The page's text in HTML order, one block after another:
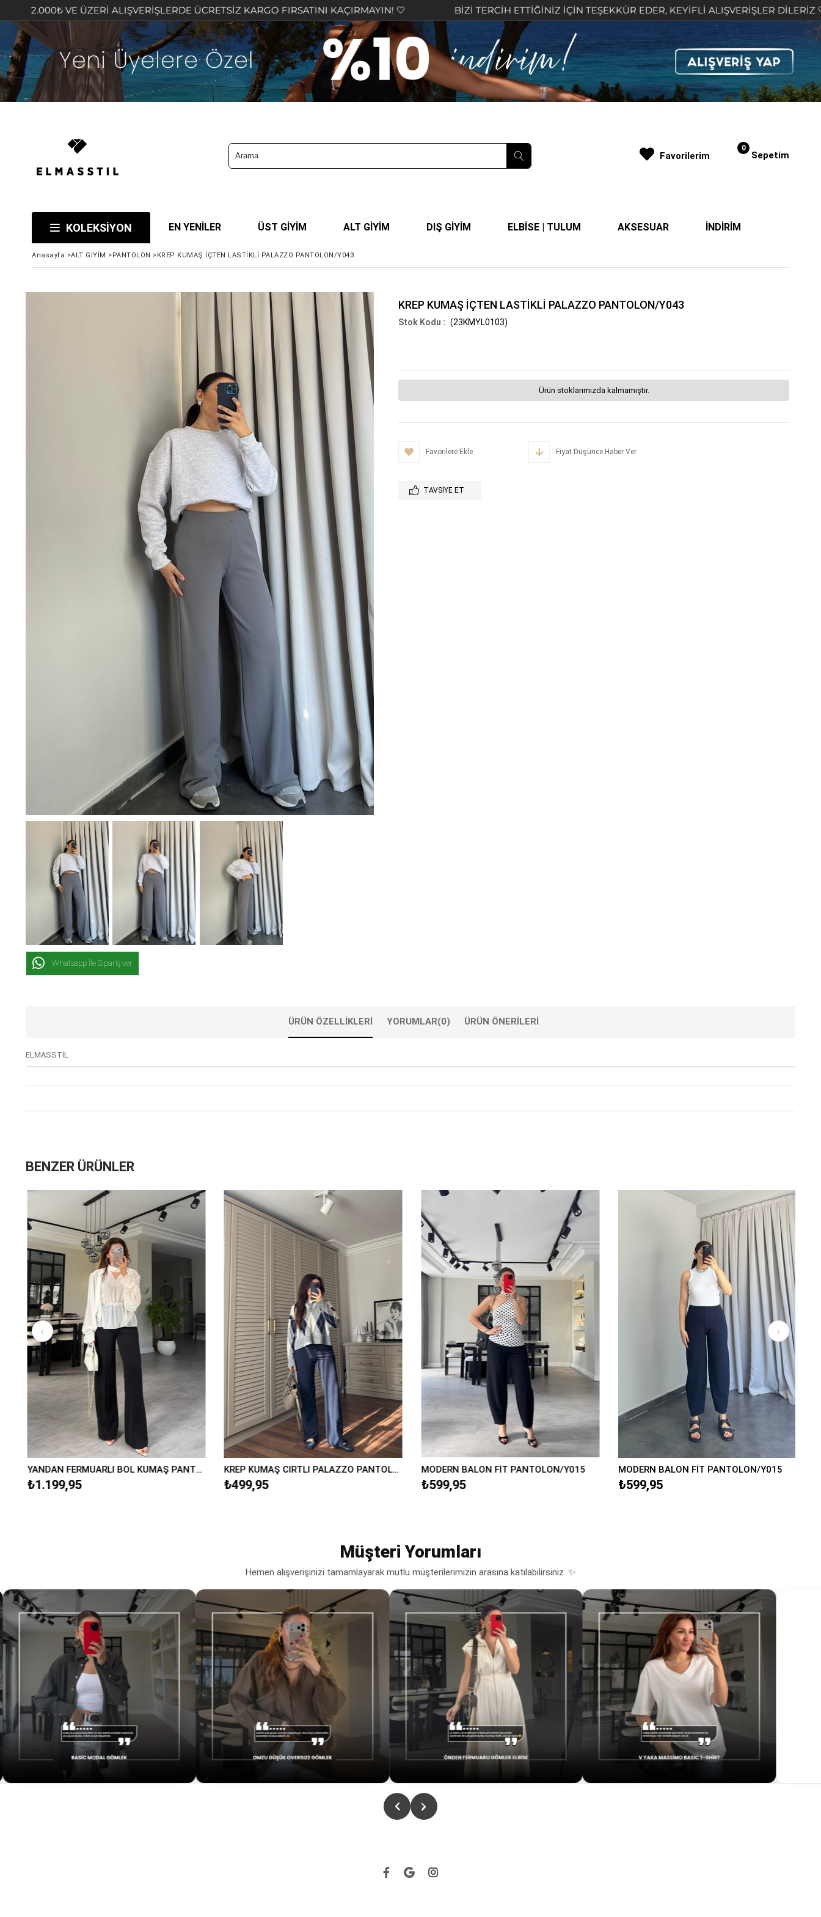
ÜZERİ ALIŞVERİŞLERDE ÜCRETSİZ KARGO FIRSATINI KAÇIRMAYIN! 🤍 BİZİ TERCİH ETTİĞİNİZ İÇİN TEŞEKKÜR EDER, KEYİFLİ ALIŞVERİŞLER DİLERİZ 🤍
Sepetim
0
KOLEKSİYON EN YENİLER ÜST GİYİM ALT GİYİM DIŞ GİYİM ELBİSE | TULUM AKSESUAR İNDİRİM
Favorilerim
Anasayfa >ALT GİYİM >PANTOLON >KREP KUMAŞ İÇTEN LASTİKLİ PALAZZO PANTOLON/Y043
Whatsapp İle Sipariş ver
KREP KUMAŞ İÇTEN LASTİKLİ PALAZZO PANTOLON/Y043
(23KMYL0103)
Ürün stoklarımızda kalmamıştır.
Favorilere Ekle Fiyat Düşünce Haber Ver
TAVSIYE ET
ÜRÜN ÖZELLIKLERI YORUMLAR(0) ÜRÜN ÖNERILERI
ELMASSTİL
BENZER ÜRÜNLER
YANDAN FERMUARLI BOL KUMAŞ PANTOLON/20401
₺1.199,95
KREP KUMAŞ CIRTLI PALAZZO PANTOLON/K038
₺499,95
MODERN BALON FİT PANTOLON/Y015
₺599,95
MODERN BALON FİT PANTOLON/Y015
₺599,95
Müşteri Yorumları
Hemen alışverişinizi tamamlayarak mutlu müşterilerimizin arasına katılabilirsiniz. ✨